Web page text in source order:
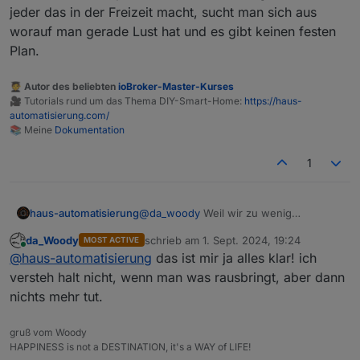
jeder das in der Freizeit macht, sucht man sich aus
worauf man gerade Lust hat und es gibt keinen festen
Plan.
🧑‍🎓 Autor des beliebten ioBroker-Master-Kurses
🎥 Tutorials rund um das Thema DIY-Smart-Home: https://haus-
automatisierung.com/
📚 Meine Dokumentation
1
haus-automatisierung@da_woody Weil wir zu wenig
Adaptern immer viel zu tun gibt. Und da
jeder das in der Freizeit macht, sucht
man sich aus worauf man gerade Lust
hat und es gibt keinen festen Plan.
Online
da_Woody MOST ACTIVE schrieb am 1. Sept. 2024, 19:24
zuletzt editiert von
@haus-automatisierung das ist mir ja alles klar! ich
versteh halt nicht, wenn man was rausbringt, aber dann
nichts mehr tut.
gruß vom Woody
HAPPINESS is not a DESTINATION, it's a WAY of LIFE!